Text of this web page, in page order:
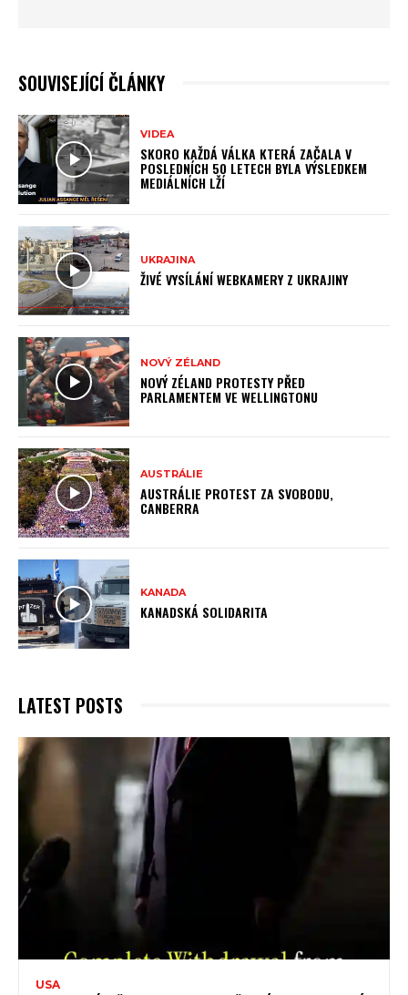
SOUVISEJÍCÍ ČLÁNKY
VIDEA
SKORO KAŽDÁ VÁLKA KTERÁ ZAČALA V
POSLEDNÍCH 50 LETECH BYLA VÝSLEDKEM
MEDIÁLNÍCH LŽÍ
UKRAJINA
ŽIVÉ VYSÍLÁNÍ WEBKAMERY Z UKRAJINY
NOVÝ ZÉLAND
NOVÝ ZÉLAND PROTESTY PŘED
PARLAMENTEM VE WELLINGTONU
AUSTRÁLIE
AUSTRÁLIE PROTEST ZA SVOBODU,
CANBERRA
KANADA
KANADSKÁ SOLIDARITA
LATEST POSTS
USA